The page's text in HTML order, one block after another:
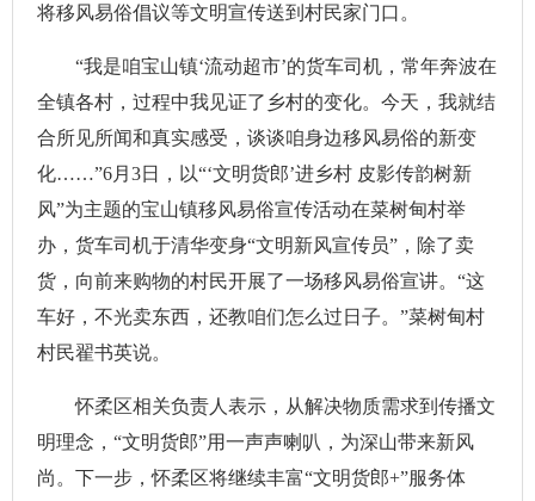
将移风易俗倡议等文明宣传送到村民家门口。
“我是咱宝山镇‘流动超市’的货车司机，常年奔波在
全镇各村，过程中我见证了乡村的变化。今天，我就结
合所见所闻和真实感受，谈谈咱身边移风易俗的新变
化……”6月3日，以“‘文明货郎’进乡村 皮影传韵树新
风”为主题的宝山镇移风易俗宣传活动在菜树甸村举
办，货车司机于清华变身“文明新风宣传员”，除了卖
货，向前来购物的村民开展了一场移风易俗宣讲。“这
车好，不光卖东西，还教咱们怎么过日子。”菜树甸村
村民翟书英说。
怀柔区相关负责人表示，从解决物质需求到传播文
明理念，“文明货郎”用一声声喇叭，为深山带来新风
尚。下一步，怀柔区将继续丰富“文明货郎+”服务体